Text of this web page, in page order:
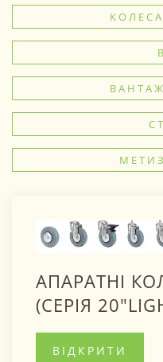
АПАРАТНІ
(СЕРІЯ
ВІДКРИТИ